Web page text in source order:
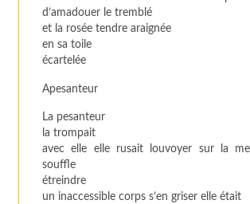
d’amadouer le tremblé
et la rosée tendre araignée
en sa toile
écartelée
Apesanteur
La pesanteur
la trompait
avec elle elle rusait louvoyer sur la
souffle
étreindre
un inaccessible corps s’en griser elle était